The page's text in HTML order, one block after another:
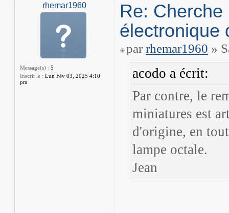
rhemar1960
Message(s) : 5
Inscrit le : Lun Fév 03, 2025 4:10
pm
Re:
électronique
par rhemar1960 »
acodo a écrit:
Par contre, le
miniatures est
d'origine, en
lampe octale.
Jean